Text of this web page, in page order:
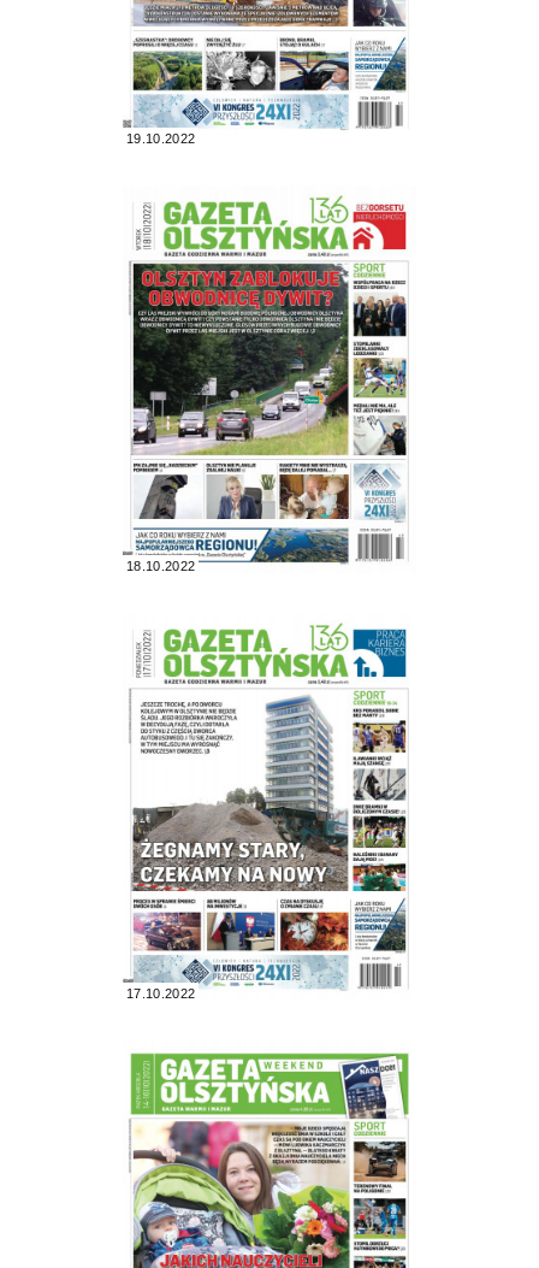
19.10.2022
18.10.2022
17.10.2022